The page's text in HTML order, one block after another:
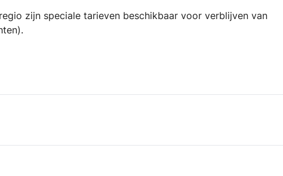
zijn speciale tarieven beschikbaar voor verblijven van